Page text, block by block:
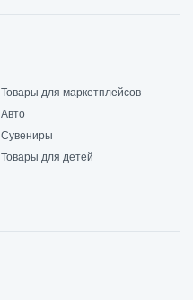
Товары для маркетплейсов
Авто
Сувениры
Товары для детей